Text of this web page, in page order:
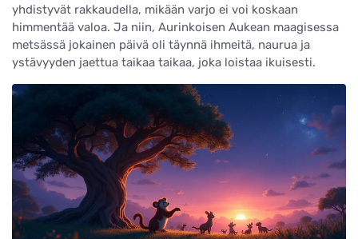
yhdistyvät rakkaudella, mikään varjo ei voi koskaan
himmentää valoa. Ja niin, Aurinkoisen Aukean maagisessa
metsässä jokainen päivä oli täynnä ihmeitä, naurua ja
ystävyyden jaettua taikaa taikaa, joka loistaa ikuisesti.